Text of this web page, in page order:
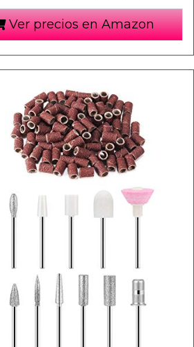
Ver precios en Amazon